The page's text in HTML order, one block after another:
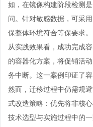
如，在镜像构建阶段检测
问。针对敏感数据，可采
保整体环境符合等保要求。
从实践效果看，成功完成
的容器化方案，将促销活
务中断。这一案例印证了
然而，迁移过程中仍需规
式改造策略：优先将非核
技术选型与实施过程中的